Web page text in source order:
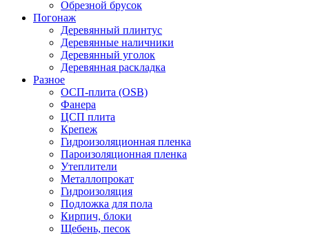
Обрезной брусок
Погонаж
Деревянный плинтус
Деревянные наличники
Деревянный уголок
Деревянная раскладка
Разное
ОСП-плита (OSB)
Фанера
ЦСП плита
Крепеж
Гидроизоляционная пленка
Пароизоляционная пленка
Утеплители
Металлопрокат
Гидроизоляция
Подложка для пола
Кирпич, блоки
Щебень, песок